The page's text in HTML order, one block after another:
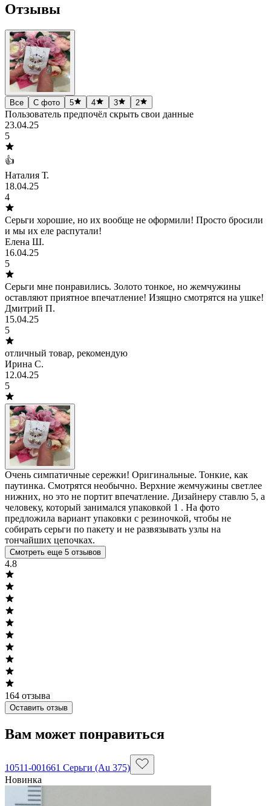
Отзывы
Все С фото 5 4 3 2
Пользователь предпочёл скрыть свои данные
23.04.25
5
👍
Наталия Т.
18.04.25
4
Серьги хорошие, но их вообще не оформили! Просто бросили
и мы их еле распутали!
Елена Ш.
16.04.25
5
Серьги мне понравились. Золото тонкое, но жемчужины
оставляют приятное впечатление! Изящно смотрятся на ушке!
Дмитрий П.
15.04.25
5
отличный товар, рекомендую
Ирина С.
12.04.25
5
Очень симпатичные сережки! Оригинальные. Тонкие, как
паутинка. Смотрятся необычно. Верхние жемчужины светлее
нижних, но это не портит впечатление. Дизайнеру ставлю 5, а
человеку, который занимался упаковкой 1 . На фото
предложила вариант упаковки с резиночкой, чтобы не
собирать серьги по пакету и не развязывать узлы на
тончайших цепочках.
Смотреть еще 5 отзывов
4.8
164 отзыва
Оставить отзыв
Вам может понравиться
10511-001661 Серьги (Au 375)
Новинка